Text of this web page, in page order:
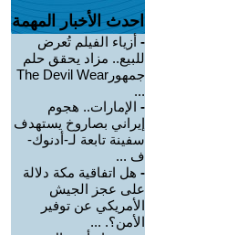
احدث الأخبار المهمة
- أزياء الفيلم تُعرض
للبيع.. مزاد يحقق حلم
جمهورThe Devil Wear
...
- الإمارات.. هجوم
إيراني بصاروخ يستهدف
سفينة تابعة لـ-أدنوك-
ف ...
- هل اتفاقية مكة دلالة
على عجز الجيش
الأمريكي عن توفير
الأمن؟. ...